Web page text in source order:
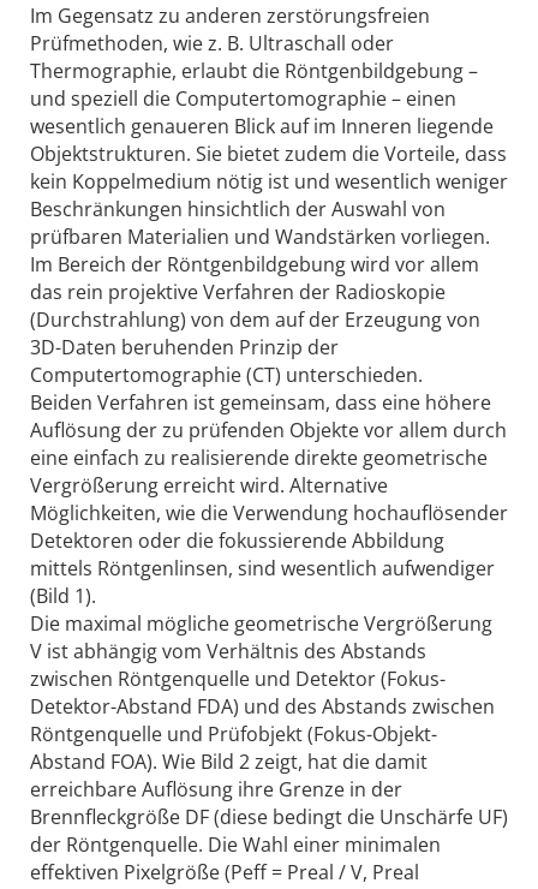
Im Gegensatz zu anderen zerstörungsfreien
Prüfmethoden, wie z. B. Ultraschall oder
Thermographie, erlaubt die Röntgenbildgebung –
und speziell die Computertomographie – einen
wesentlich genaueren Blick auf im Inneren liegende
Objektstrukturen. Sie bietet zudem die Vorteile, dass
kein Koppelmedium nötig ist und wesentlich weniger
Beschränkungen hinsichtlich der Auswahl von
prüfbaren Materialien und Wandstärken vorliegen.
Im Bereich der Röntgenbildgebung wird vor allem
das rein projektive Verfahren der Radioskopie
(Durchstrahlung) von dem auf der Erzeugung von
3D-Daten beruhenden Prinzip der
Computertomographie (CT) unterschieden.
Beiden Verfahren ist gemeinsam, dass eine höhere
Auflösung der zu prüfenden Objekte vor allem durch
eine einfach zu realisierende direkte geometrische
Vergrößerung erreicht wird. Alternative
Möglichkeiten, wie die Verwendung hochauflösender
Detektoren oder die fokussierende Abbildung
mittels Röntgenlinsen, sind wesentlich aufwendiger
(Bild 1).
Die maximal mögliche geometrische Vergrößerung
V ist abhängig vom Verhältnis des Abstands
zwischen Röntgenquelle und Detektor (Fokus-
Detektor-Abstand FDA) und des Abstands zwischen
Röntgenquelle und Prüfobjekt (Fokus-Objekt-
Abstand FOA). Wie Bild 2 zeigt, hat die damit
erreichbare Auflösung ihre Grenze in der
Brennfleckgröße DF (diese bedingt die Unschärfe UF)
der Röntgenquelle. Die Wahl einer minimalen
effektiven Pixelgröße (Peff = Preal / V, Preal